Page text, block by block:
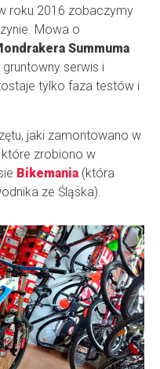
roku 2016 zobaczymy
Mowa o
Summuma
gruntowny serwis i
tylko faza testów i
jaki zamontowano w
zrobiono w
Bikemania (która
ze Śląska).